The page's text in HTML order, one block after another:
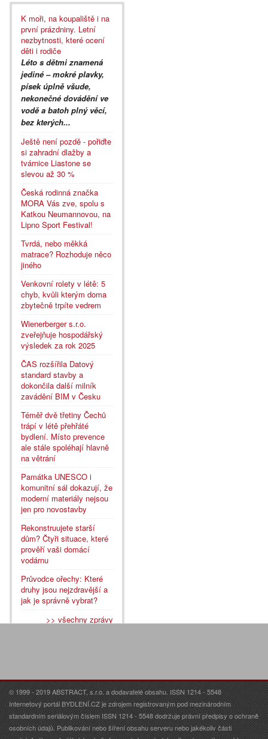
K moři, na koupaliště i na
první prázdniny. Letní
nezbytnosti, které ocení
děti i rodiče
Léto s dětmi znamená
jediné – mokré plavky,
písek úplně všude,
nekonečné dovádění ve
vodě a batoh plný věcí,
bez kterých...
Ještě není pozdě - pořiďte
si zahradní dlažby a
tvárnice Liastone se
slevou až 30 %
Česká rodinná značka
MORA Vás zve, spolu s
Katkou Neumannovou, na
Lipno Sport Festival!
Tvrdá, nebo měkká
matrace? Rozhoduje něco
jiného
Venkovní rolety v létě: 5
chyb, kvůli kterým doma
zbytečně trpíte vedrem
Wienerberger s.r.o.
zveřejňuje hospodářský
výsledek za rok 2025
ČAS rozšířila Datový
standard stavby a
dokončila další milník
zavádění BIM v Česku
Téměř dvě třetiny Čechů
trápí v létě přehřáté
bydlení. Místo prevence
ale stále spoléhají hlavně
na větrání
Památka UNESCO i
komunitní sál dokazují, že
moderní materiály nejsou
jen pro novostavby
Rekonstruujete starší
dům? Čtyři situace, které
prověří vaši domácí
vodárnu
Průvodce ořechy: Které
druhy jsou nejzdravější a
jak je správně vybrat?
>> všechny zprávy
© 1999 - 2019 ABSTRACT, s.r.o. a dodavatelé obsahu. ISSN 1214 - 5548
Internetový portál BYDLENÍ.CZ je zdrojem registrovaným pod mezinárodním
standardním seriálovým číslem ISSN 1214 - 5548 dodržuje právní předpisy o ochraně
osobních údajů. Publikování nebo šíření obsahu serveru nebo jakékoliv části